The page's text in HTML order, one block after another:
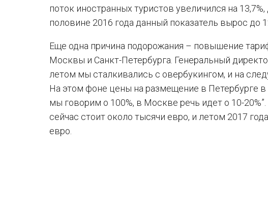
поток иностранных туристов увеличился на
половине 2016 года данный показатель вырос до
Еще одна причина подорожания – повышение
Москвы и Санкт-Петербурга. Генеральный
летом мы сталкивались с овербукингом, и на
На этом фоне цены на размещение в Петербурге
мы говорим о 100%, в Москве речь идет о 10-
сейчас стоит около тысячи евро, и летом 2017
евро.